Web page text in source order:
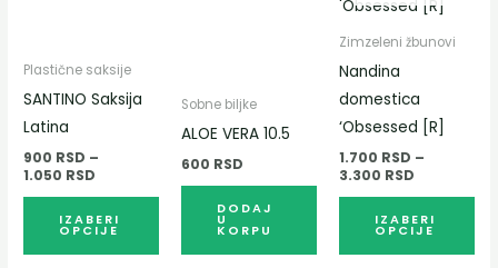
Plastične saksije
SANTINO Saksija
Latina
900 RSD –
1.050 RSD
IZABERI
OPCIJE
бити
изабране
на
страници
производа.
Sobne biljke
ALOE VERA 10.5
600 RSD
DODAJ
U
KORPU
Zimzeleni žbunovi
Nandina
domestica
‘Obsessed [R]
1.700 RSD –
3.300 RSD
до
3.300 RSD
IZABERI
OPCIJE
на